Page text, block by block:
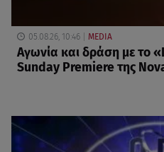
05.08.26, 10:46 MEDIA
Αγωνία και δράση με το
Sunday Premiere της